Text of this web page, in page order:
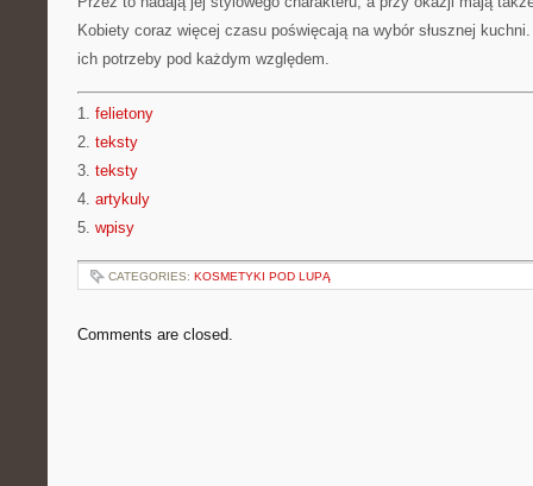
Kobiety coraz więcej czasu poświęcają na wybór słusznej kuchni.
ich potrzeby pod każdym względem.
1. felietony
2. teksty
3. teksty
4. artykuly
5. wpisy
CATEGORIES: KOSMETYKI POD LUPĄ
Comments are closed.